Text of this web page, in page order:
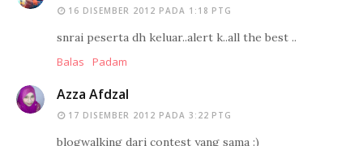
16 DISEMBER 2012 PADA 1:18 PTG
snrai peserta dh keluar..alert k..all the best ..
Balas
Padam
Azza Afdzal
17 DISEMBER 2012 PADA 3:22 PTG
blogwalking dari contest yang sama :)